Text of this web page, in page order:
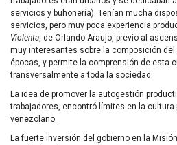
servicios y buhonería). Tenían mucha
servicios, pero muy poca experiencia
Violenta , de Orlando Araujo, previo al
muy interesantes sobre la composición
épocas, y permite la comprensión de esta
transversalmente a toda la sociedad.
La idea de promover la autogestión
trabajadores, encontró límites en la cultura
venezolano.
La fuerte inversión del gobierno en la